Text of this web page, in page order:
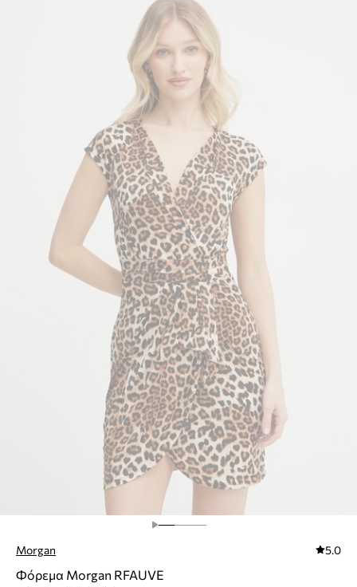
Morgan 5.0
Φόρεμα Morgan RFAUVE